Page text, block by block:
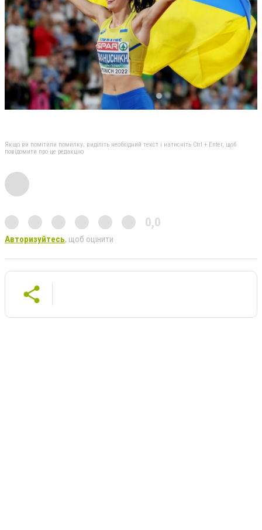
Якщо ви помітили помилку, виділіть необхідний текст і натисніть Ctrl + Enter, щоб
повідомити про це редакцію
0,0
Авторизуйтесь, щоб оцінити